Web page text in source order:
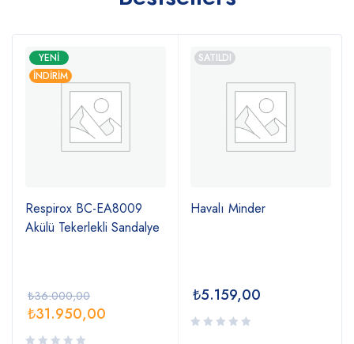
YENI
İNDIRIM
Respirox BC-EA8009
Akülü Tekerlekli Sandalye
₺36.000,00
₺31.950,00
SATILDI
Havalı Minder
₺5.159,00